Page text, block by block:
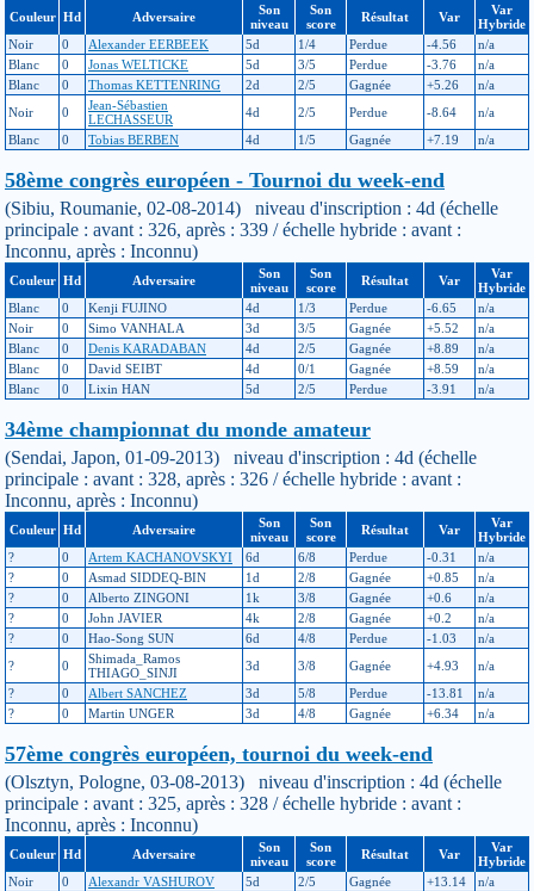
Couleur Hd Adversaire
Son
niveau
Son
score
Résultat Var
Var
Hybride
Noir
0 Alexander EERBEEK 5d 1/4 Perdue -4.56
n/a
Blanc
0 Jonas WELTICKE 5d 3/5 Perdue -3.76
n/a
Blanc
0 Thomas KETTENRING 2d 2/5 Gagnée +5.26
n/a
Noir
0
Jean-Sébastien
LECHASSEUR
4d 2/5 Perdue -8.64
n/a
Blanc
0 Tobias BERBEN 4d 1/5 Gagnée +7.19 n/a
58ème congrès européen - Tournoi du week-end
(Sibiu, Roumanie, 02-08-2014) niveau d'inscription : 4d (échelle
principale : avant : 326, après : 339 / échelle hybride : avant :
Inconnu, après : Inconnu)
Couleur Hd Adversaire
Son
niveau
Son
score
Résultat Var
Var
Hybride
Blanc
0 Kenji FUJINO 4d 1/3 Perdue -6.65
n/a
Noir
0 Simo VANHALA 3d 3/5 Gagnée +5.52
n/a
Blanc
0 Denis KARADABAN 4d 2/5 Gagnée +8.89
n/a
Blanc
0 David SEIBT 4d 0/1 Gagnée +8.59
n/a
Blanc
0 Lixin HAN 5d 2/5 Perdue -3.91 n/a
34ème championnat du monde amateur
(Sendai, Japon, 01-09-2013) niveau d'inscription : 4d (échelle
principale : avant : 328, après : 326 / échelle hybride : avant :
Inconnu, après : Inconnu)
Couleur Hd Adversaire
Son
niveau
Son
score
Résultat Var
Var
Hybride
?
0 Artem KACHANOVSKYI 6d 6/8 Perdue -0.31
n/a
?
0 Asmad SIDDEQ-BIN 1d 2/8 Gagnée +0.85
n/a
?
0 Alberto ZINGONI 1k 3/8 Gagnée +0.6
n/a
?
0 John JAVIER 4k 2/8 Gagnée +0.2
n/a
?
0 Hao-Song SUN 6d 4/8 Perdue -1.03
n/a
?
0
Shimada_Ramos
THIAGO_SINJI
3d 3/8 Gagnée +4.93
n/a
?
0 Albert SANCHEZ 3d 5/8 Perdue -13.81
n/a
?
0 Martin UNGER 3d 4/8 Gagnée +6.34 n/a
57ème congrès européen, tournoi du week-end
(Olsztyn, Pologne, 03-08-2013) niveau d'inscription : 4d (échelle
principale : avant : 325, après : 328 / échelle hybride : avant :
Inconnu, après : Inconnu)
Couleur Hd Adversaire
Son
niveau
Son
score
Résultat Var
Var
Hybride
Noir
0 Alexandr VASHUROV 5d 2/5 Gagnée +13.14
n/a